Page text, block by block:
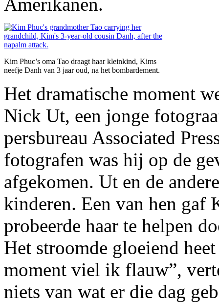
Amerikanen.
Kim Phuc’s oma Tao draagt haar kleinkind, Kims
neefje Danh van 3 jaar oud, na het bombardement.
Het dramatische moment
Nick Ut, een jonge
persbureau Associated
fotografen was hij op de
afgekomen. Ut en de
kinderen. Een van hen gaf
probeerde haar te helpen
Het stroomde gloeiend
moment viel ik flauw”,
niets van wat er die dag